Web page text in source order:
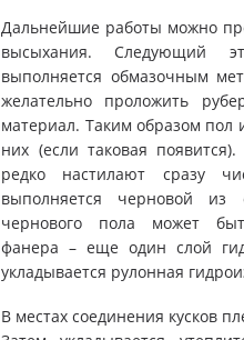
Дальнейшие работы можно
высыхания. Следующий
выполняется обмазочным
желательно проложить
материал. Таким образом пол
них (если таковая
редко настилают сразу
выполняется черновой
чернового пола может
фанера – еще один слой
укладывается рулонная
В местах соединения кусков